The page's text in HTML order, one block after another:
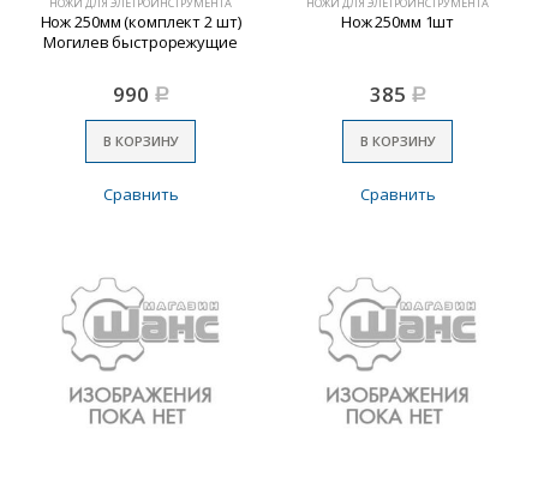
Нож 250мм (комплект 2 шт)
Могилев быстрорежущие
990 Р
В КОРЗИНУ
Сравнить
Нож 250мм 1шт
385 Р
В КОРЗИНУ
Сравнить